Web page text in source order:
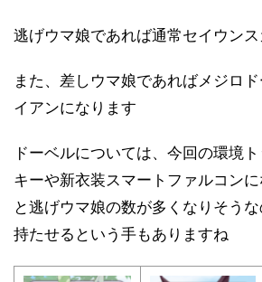
逃げウマ娘であれば通常セイウン
また、差しウマ娘であればメジロ
イアンになります
ドーベルについては、今回の環境
キーや新衣装スマートファルコン
と逃げウマ娘の数が多くなりそう
持たせるという手もありますね